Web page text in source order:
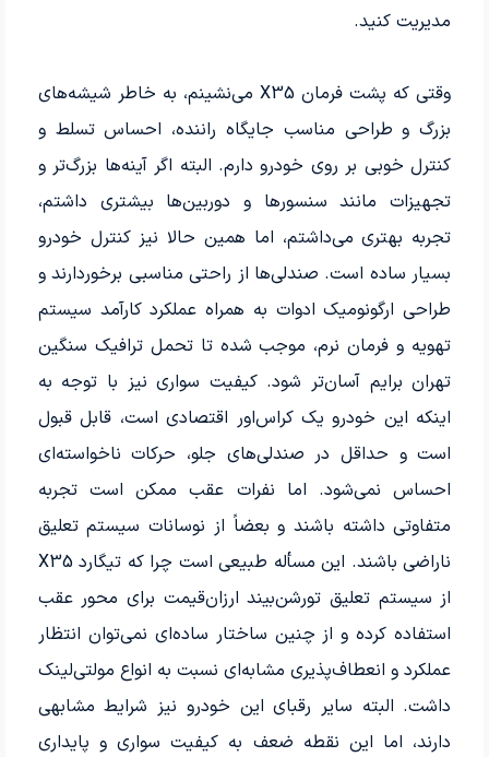
مدیریت کنید.
وقتی که پشت فرمان X35 می‌نشینم، به خاطر شیشه‌های
بزرگ و طراحی مناسب جایگاه راننده، احساس تسلط و
کنترل خوبی بر روی خودرو دارم. البته اگر آینه‌ها بزرگ‌تر و
تجهیزات مانند سنسورها و دوربین‌ها بیشتری داشتم،
تجربه بهتری می‌داشتم، اما همین حالا نیز کنترل خودرو
بسیار ساده است. صندلی‌ها از راحتی مناسبی برخوردارند و
طراحی ارگونومیک ادوات به همراه عملکرد کارآمد سیستم
تهویه و فرمان نرم، موجب شده تا تحمل ترافیک سنگین
تهران برایم آسان‌تر شود. کیفیت سواری نیز با توجه به
اینکه این خودرو یک کراس‌اور اقتصادی است، قابل قبول
است و حداقل در صندلی‌های جلو، حرکات ناخواسته‌ای
احساس نمی‌شود. اما نفرات عقب ممکن است تجربه
متفاوتی داشته باشند و بعضاً از نوسانات سیستم تعلیق
ناراضی باشند. این مسأله طبیعی است چرا که تیگارد X35
از سیستم تعلیق تورشن‌بیند ارزان‌قیمت برای محور عقب
استفاده کرده و از چنین ساختار ساده‌ای نمی‌توان انتظار
عملکرد و انعطاف‌پذیری مشابه‌ای نسبت به انواع مولتی‌لینک
داشت. البته سایر رقبای این خودرو نیز شرایط مشابهی
دارند، اما این نقطه ضعف به کیفیت سواری و پایداری